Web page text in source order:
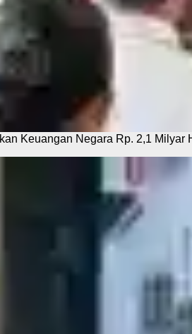
Keuangan Negara Rp. 2,1 Milyar